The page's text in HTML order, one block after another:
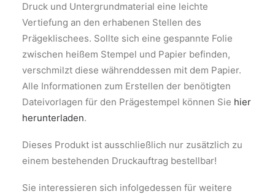
Druck und Untergrundmaterial eine leichte
Vertiefung an den erhabenen Stellen des
Prägeklischees. Sollte sich eine gespannte Folie
zwischen heißem Stempel und Papier befinden,
verschmilzt diese währenddessen mit dem Papier.
Alle Informationen zum Erstellen der benötigten
Dateivorlagen für den Prägestempel können Sie hier
herunterladen.
Dieses Produkt ist ausschließlich nur zusätzlich zu
einem bestehenden Druckauftrag bestellbar!
Sie interessieren sich infolgedessen für weitere